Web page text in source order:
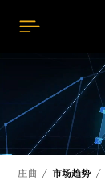
庄曲 市场趋势